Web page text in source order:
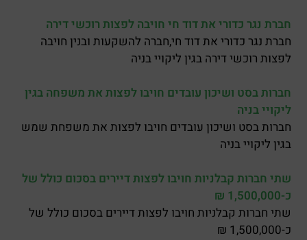
חברת נגר כדורי את דוד חי חויבה לפצות רוכשי דירה
חברת נגר כדורי את דוד חי,חברה להשקעות ובנין חויבה
לפצות רוכשי דירה בגין ליקויי בניה
חברות בסט ושיכון עובדים חויבו לפצות את משפחה בגין
ליקויי בניה
חברות בסט ושיכון עובדים חויבו לפצות את משפחת שמש
בגין ליקויי בניה
שתי חברות קבלניות חויבו לפצות דיירים בסכום כולל של
כ-1,500,000 ₪
שתי חברות קבלניות חויבו לפצות דיירים בסכום כולל של
כ-1,500,000 ₪